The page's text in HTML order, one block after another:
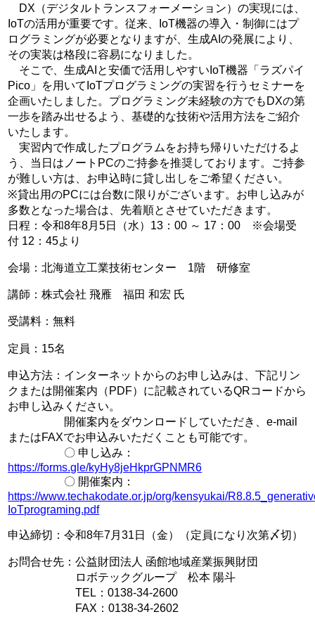
DX（デジタルトランスフォーメーション）の実現には、
IoTの活用が重要です。従来、IoT機器の導入・制御にはプ
ログラミングが必要となりますが、生成AIの発展により、
その実装は格段に容易になりました。
そこで、生成AIと安価で活用しやすいIoT機器「ラズパイ
Pico」を用いてIoTプログラミングの実習を行うセミナーを
企画いたしました。プログラミング未経験の方でもDXの第
一歩を踏み出せるよう、基礎的な技術や活用方法をご紹介
いたします。
実習内で作成したプログラムをお持ち帰りいただけるよ
う、当日はノートPCのご持参を推奨しております。ご持参
が難しい方は、お申込時に貸し出しをご希望ください。
※貸出用のPCには台数に限りがございます。お申し込みが
多数となった場合は、先着順とさせていただきます。
日程：令和8年8月5日（水）13：00 ～ 17：00 ※会場受
付 12：45より
会場：北海道立工業技術センター 1階 研修室
講師：株式会社 飛雁 福田 和宏 氏
受講料：無料
定員：15名
申込方法：インターネットからのお申し込みは、下記リン
クまたは開催案内（PDF）に記載されているQRコードから
お申し込みください。
開催案内をダウンロードしていただき、e-mail
またはFAXでお申込みいただくことも可能です。
〇 申し込み：
https://forms.gle/kyHy8jeHkprGPNMR6
〇 開催案内：
https://www.techakodate.or.jp/org/kensyukai/
IoTprograming.pdf
申込締切：令和8年7月31日（金）（定員になり次第〆切）
お問合せ先：公益財団法人 函館地域産業振興財団
ロボテックグループ 松本 陽斗
TEL：0138-34-2600
FAX：0138-34-2602